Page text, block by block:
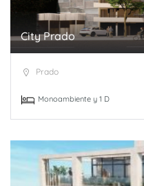
City Prado
Prado
Monoambiente y 1 D